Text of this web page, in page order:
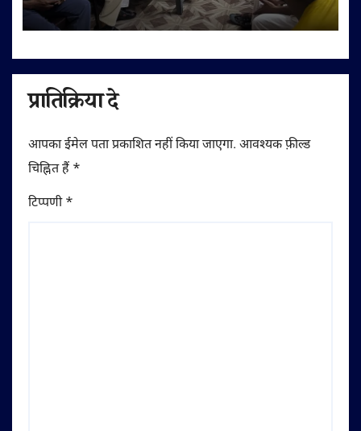
अपील
प्रातिक्रिया दे
आपका ईमेल पता प्रकाशित नहीं किया जाएगा. आवश्यक फ़ील्ड
चिह्नित हैं *
टिप्पणी*